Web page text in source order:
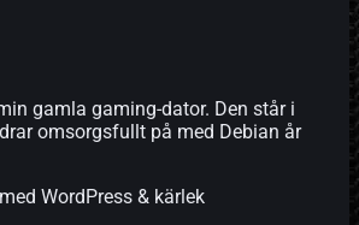
gamla gaming-dator. Den står i
omsorgsfullt på med Debian år
WordPress & kärlek